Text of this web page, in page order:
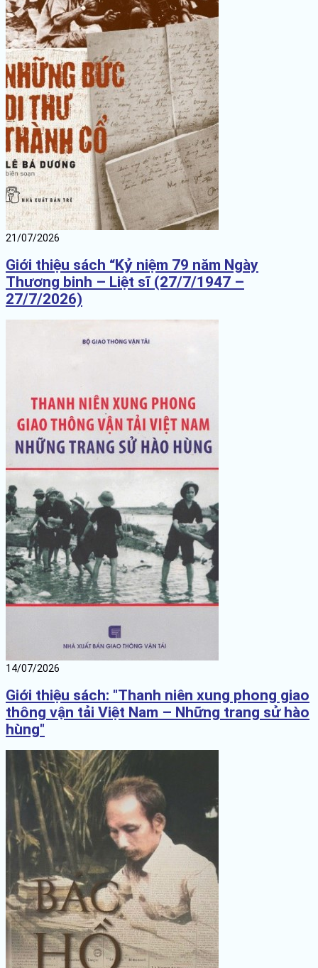
21/07/2026
Giới thiệu sách “Kỷ niệm 79 năm Ngày
Thương binh – Liệt sĩ (27/7/1947 –
27/7/2026)
14/07/2026
Giới thiệu sách: "Thanh niên xung phong giao
thông vận tải Việt Nam – Những trang sử hào
hùng"